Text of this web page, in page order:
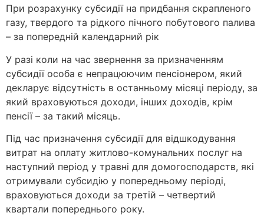
При розрахунку субсидії на придбання скрапленого
газу, твердого та рідкого пічного побутового палива
– за попередній календарний рік
У разі коли на час звернення за призначенням
субсидії особа є непрацюючим пенсіонером, який
декларує відсутність в останньому місяці періоду, за
який враховуються доходи, інших доходів, крім
пенсії – за такий місяць.
Під час призначення субсидії для відшкодування
витрат на оплату житлово-комунальних послуг на
наступний період у травні для домогосподарств, які
отримували субсидію у попередньому періоді,
враховуються доходи за третій – четвертий
квартали попереднього року.